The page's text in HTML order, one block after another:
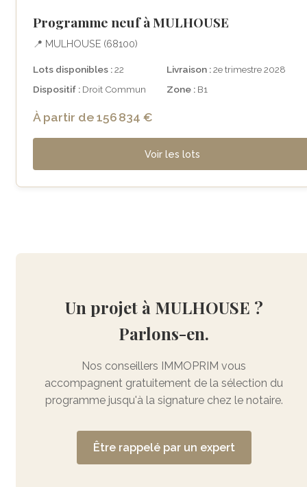
Programme neuf à MULHOUSE
📍 MULHOUSE (68100)
Lots disponibles :22 Livraison :2e trimestre 2028
Dispositif : Droit Commun Zone : B1
À partir de 156 834 €
Voir les lots
Un projet à MULHOUSE ?
Parlons-en.
Nos conseillers IMMOPRIM vous
accompagnent gratuitement de la sélection du
programme jusqu'à la signature chez le notaire.
Être rappelé par un expert